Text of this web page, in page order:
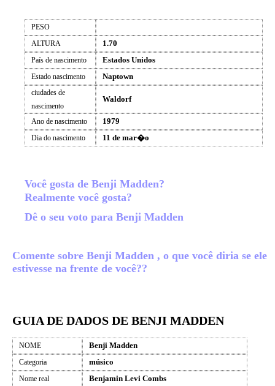
PESO
ALTURA
1.70
País de nascimento Estados Unidos
Estado nascimento Naptown
ciudades de
nascimento
Waldorf
Ano de nascimento 1979
Dia do nascimento 11 de mar�o
Você gosta de Benji Madden?
Realmente você gosta?
Dê o seu voto para Benji Madden
Comente sobre Benji Madden , o que você diria se ele
estivesse na frente de você??
GUIA DE DADOS DE BENJI MADDEN
NOME Benji Madden
Categoria músico
Nome real Benjamin Levi Combs